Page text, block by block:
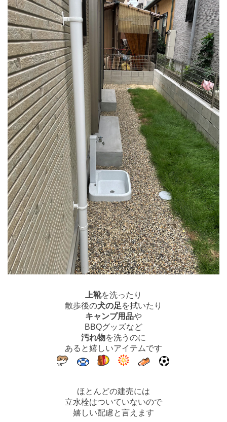
上靴を洗ったり
散歩後の犬の足 を拭いたり
キャンプ用品や
BBQグッズなど
汚れ物を洗うのに
あると嬉しいアイテムです
ほとんどの建売には
立水栓はついていないので
嬉しい配慮と言えます